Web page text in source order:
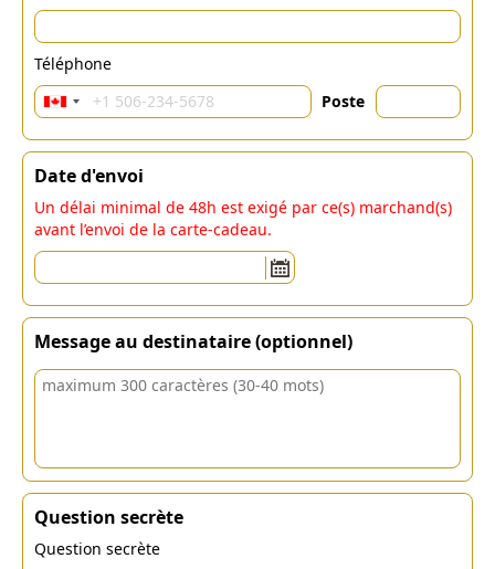
Téléphone
Poste
Date d'envoi
Un délai minimal de 48h est exigé par ce(s) marchand(s)
avant l’envoi de la carte-cadeau.
Message au destinataire (optionnel)
Question secrète
Question secrète